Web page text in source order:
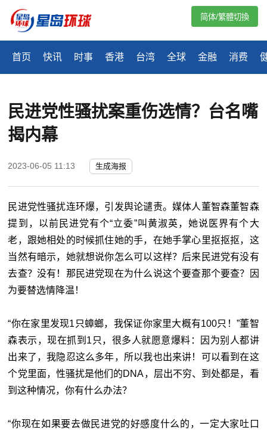
首页 快讯 时事 香港 台湾 全球 金融 消费
简体/繁體切換
民进党性骚扰案重伤选情？台名嘴
揭内幕
2023-06-05 11:13 生成海报
民进党性骚扰连环爆，引发舆论谴责。媒体人董智森董智森
提到，以前民进党有个“立委”叫黄淑英，她说医界有个大
老，跟她相处的时候抓住她的手，在她手掌心里抠抠抠，这
当然有暗示，她就想说你怎么可以这样？后来民进党有没有
去查？没有！那民进党现在为什么说这个要查那个要查？因
为要替选情降温！
“你在家里发现1只蟑螂，我保证你家里大概有100只！”董智
森表示，现在抓到1只，很多人就愿意爆料：因为别人都讲
出来了，我隐忍这么多年，所以我也出来讲！可以看到在这
个党里面，性骚扰是他们的DNA，层出不穷、到处都是，看
到这种情况，你有什么办法？
“你现在如果要去做民进党的好感度什么的，一定大家吐口